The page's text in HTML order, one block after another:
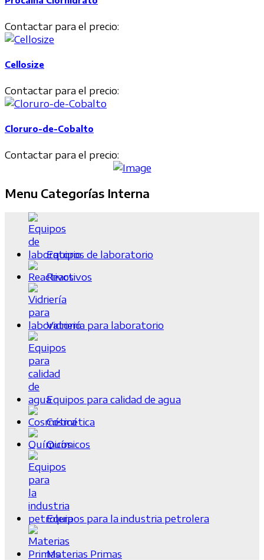
Contactar para el precio:
Cellosize
Contactar para el precio:
Cloruro-de-Cobalto
Contactar para el precio:
Menu Categorías Interna
Equipos de laboratorio
Reactivos
Vidriería para laboratorio
Equipos para calidad de agua
Cosmética
Químicos
Equipos para la industria petrolera
Materias Primas